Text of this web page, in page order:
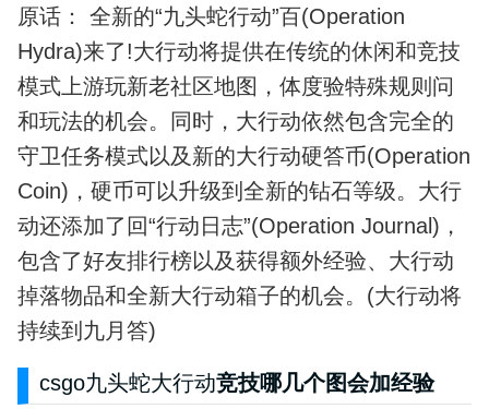
原话： 全新的“九头蛇行动”百(Operation
Hydra)来了!大行动将提供在传统的休闲和竞技
模式上游玩新老社区地图，体度验特殊规则问
和玩法的机会。同时，大行动依然包含完全的
守卫任务模式以及新的大行动硬答币(Operation
Coin)，硬币可以升级到全新的钻石等级。大行
动还添加了回“行动日志”(Operation Journal)，
包含了好友排行榜以及获得额外经验、大行动
掉落物品和全新大行动箱子的机会。(大行动将
持续到九月答)
csgo九头蛇大行动竞技哪几个图会加经验